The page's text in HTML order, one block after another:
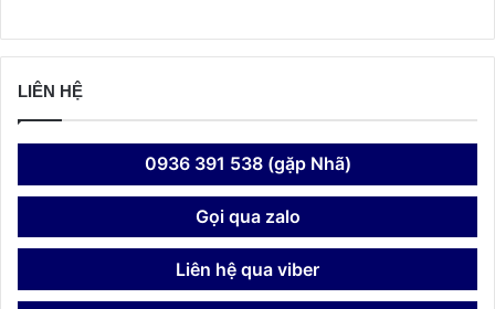
LIÊN HỆ
0936 391 538 (gặp Nhã)
Gọi qua zalo
Liên hệ qua viber